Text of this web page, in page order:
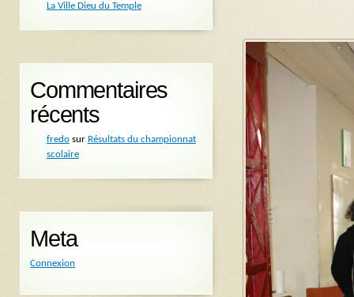
La Ville Dieu du Temple
Commentaires
récents
fredosur Résultats du championnat
scolaire
Meta
Connexion